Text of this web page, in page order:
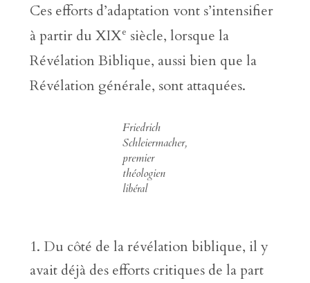
Ces efforts d’adaptation vont s’intensifier
à partir du XIXe siècle, lorsque la
Révélation Biblique, aussi bien que la
Révélation générale, sont attaquées.
Friedrich
Schleiermacher,
premier
théologien
libéral
Du côté de la révélation biblique, il y
avait déjà des efforts critiques de la part